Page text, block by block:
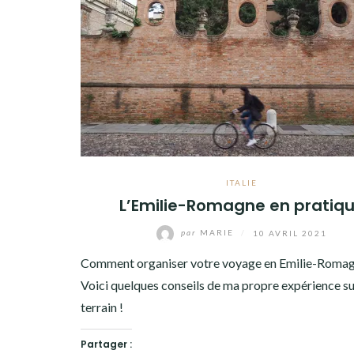
ITALIE
L’Emilie-Romagne en
par MARIE 10 AVRIL 2021
Comment organiser votre voyage en Emilie-
Voici quelques conseils de ma propre expérience
terrain !
Partager :